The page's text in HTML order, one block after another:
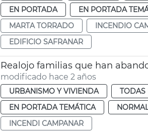
EN PORTADA
EN PORTADA
MARTA TORRADO
INCENDIO
EDIFICIO SAFRANAR
Realojo familias que han
modificado hace 2 años
URBANISMO Y VIVIENDA TODAS
EN PORTADA TEMÁTICA
INCENDI CAMPANAR